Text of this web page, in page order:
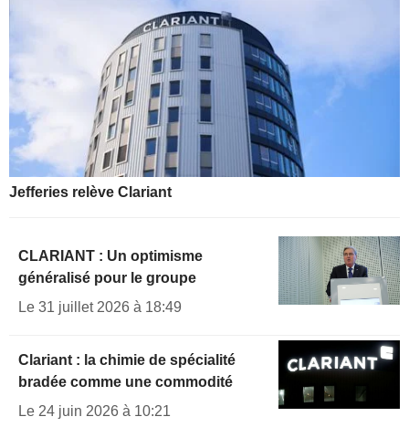
Jefferies relève Clariant
CLARIANT : Un optimisme
généralisé pour le groupe
Le 31 juillet 2026 à 18:49
Clariant : la chimie de spécialité
bradée comme une commodité
Le 24 juin 2026 à 10:21